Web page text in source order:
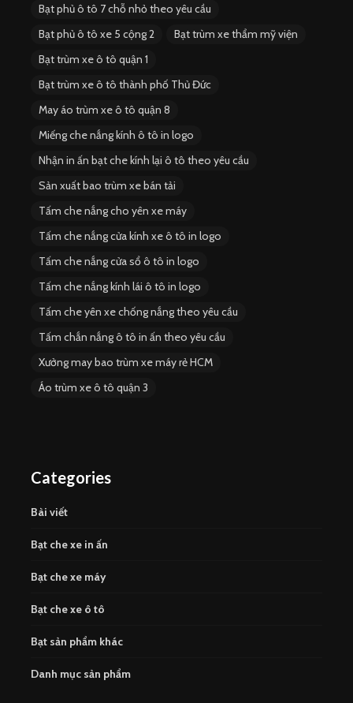
Bạt phủ ô tô 7 chỗ nhỏ theo yêu cầu
Bạt phủ ô tô xe 5 cộng 2
Bạt trùm xe thẩm mỹ viện
Bạt trùm xe ô tô quận 1
Bạt trùm xe ô tô thành phố Thủ Đức
May áo trùm xe ô tô quận 8
Miếng che nắng kính ô tô in logo
Nhận in ấn bạt che kính lại ô tô theo yêu cầu
Sản xuất bao trùm xe bán tải
Tấm che nắng cho yên xe máy
Tấm che nắng cửa kính xe ô tô in logo
Tấm che nắng cửa sổ ô tô in logo
Tấm che nắng kính lái ô tô in logo
Tấm che yên xe chống nắng theo yêu cầu
Tấm chắn nắng ô tô in ấn theo yêu cầu
Xưởng may bao trùm xe máy rẻ HCM
Áo trùm xe ô tô quận 3
Categories
Bài viết
Bạt che xe in ấn
Bạt che xe máy
Bạt che xe ô tô
Bạt sản phẩm khác
Danh mục sản phẩm